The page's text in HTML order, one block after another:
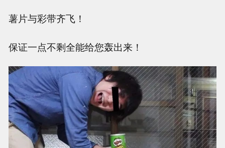
薯片与彩带齐飞！
保证一点不剩全能给您轰出来！